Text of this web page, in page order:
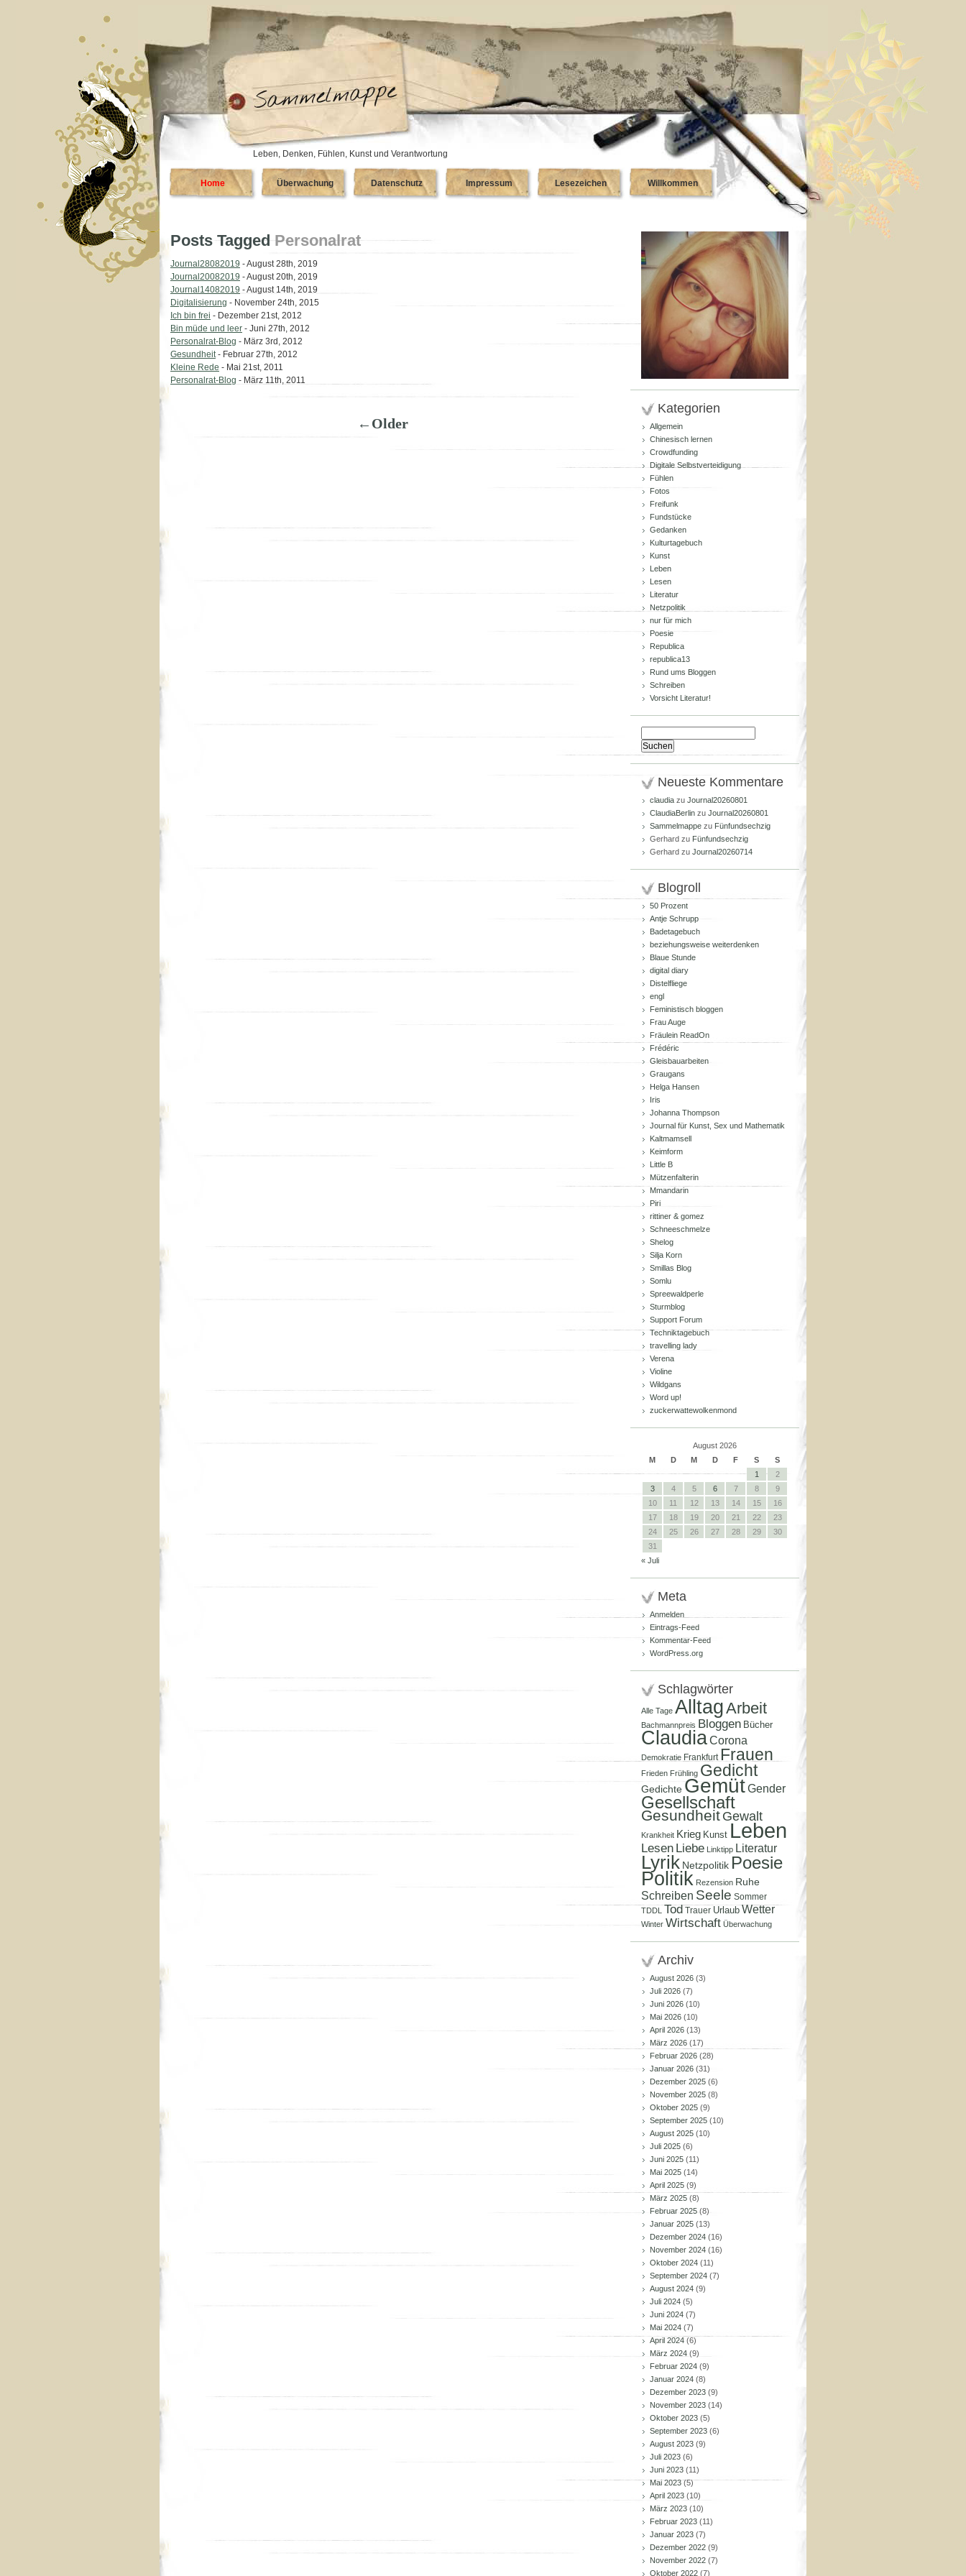
Leben, Denken, Fühlen, Kunst und Verantwortung
Home Überwachung Datenschutz Impressum Lesezeichen Willkommen
Posts Tagged Personalrat
Journal28082019 - August 28th, 2019
Journal20082019 - August 20th, 2019
Journal14082019 - August 14th, 2019
Digitalisierung - November 24th, 2015
Ich bin frei - Dezember 21st, 2012
Bin müde und leer - Juni 27th, 2012
Personalrat-Blog - März 3rd, 2012
Gesundheit- Februar 27th, 2012
Kleine Rede - Mai 21st, 2011
Personalrat-Blog - März 11th, 2011
←Older
Kategorien
Allgemein
Chinesisch lernen
Crowdfunding
Digitale Selbstverteidigung
Fühlen
Fotos
Freifunk
Fundstücke
Gedanken
Kulturtagebuch
Kunst
Leben
Lesen
Literatur
Netzpolitik
nur für mich
Poesie
Republica
republica13
Rund ums Bloggen
Schreiben
Vorsicht Literatur!
nach:
Neueste Kommentare
claudia zu Journal20260801
ClaudiaBerlin zu Journal20260801
Sammelmappe zu Fünfundsechzig
Gerhard zu Fünfundsechzig
Gerhard zu Journal20260714
Blogroll
50 Prozent
Antje Schrupp
Badetagebuch
beziehungsweise weiterdenken
Blaue Stunde
digital diary
Distelfliege
engl
Feministisch bloggen
Frau Auge
Fräulein ReadOn
Frédéric
Gleisbauarbeiten
Graugans
Helga Hansen
Iris
Johanna Thompson
Journal für Kunst, Sex und Mathematik
Kaltmamsell
Keimform
Little B
Mützenfalterin
Mmandarin
Piri
rittiner & gomez
Schneeschmelze
Shelog
Silja Korn
Smillas Blog
Somlu
Spreewaldperle
Sturmblog
Support Forum
Techniktagebuch
travelling lady
Verena
Violine
Wildgans
Word up!
zuckerwattewolkenmond
August 2026
M
D M D F S
S
1
2
3
4 5 6 7 8
9
10
11 12 13 14 15
16
17
18 19 20 21 22
23
24
25 26 27 28 29
30
31
« Juli
Meta
Anmelden
Eintrags-Feed
Kommentar-Feed
WordPress.org
Schlagwörter
Alle Tage AlltagArbeit
Bachmannpreis Bloggen Bücher
ClaudiaCorona
Demokratie Frankfurt Frauen
Frieden Frühling Gedicht
Gedichte GemütGender
Gesellschaft
Gesundheit Gewalt
Krankheit Krieg Kunst Leben
Lesen Liebe Linktipp Literatur
Lyrik Netzpolitik Poesie
Politik Rezension Ruhe
Schreiben Seele Sommer
TDDL Tod Trauer Urlaub Wetter
Winter Wirtschaft Überwachung
Archiv
August 2026 (3)
Juli 2026 (7)
Juni 2026 (10)
Mai 2026 (10)
April 2026 (13)
März 2026 (17)
Februar 2026 (28)
Januar 2026 (31)
Dezember 2025 (6)
November 2025 (8)
Oktober 2025 (9)
September 2025 (10)
August 2025 (10)
Juli 2025 (6)
Juni 2025 (11)
Mai 2025 (14)
April 2025 (9)
März 2025 (8)
Februar 2025 (8)
Januar 2025 (13)
Dezember 2024 (16)
November 2024 (16)
Oktober 2024 (11)
September 2024 (7)
August 2024 (9)
Juli 2024 (5)
Juni 2024 (7)
Mai 2024 (7)
April 2024 (6)
März 2024 (9)
Februar 2024 (9)
Januar 2024 (8)
Dezember 2023 (9)
November 2023 (14)
Oktober 2023 (5)
September 2023 (6)
August 2023 (9)
Juli 2023 (6)
Juni 2023 (11)
Mai 2023(5)
April 2023 (10)
März 2023 (10)
Februar 2023 (11)
Januar 2023 (7)
Dezember 2022 (9)
November 2022 (7)
Oktober 2022 (7)